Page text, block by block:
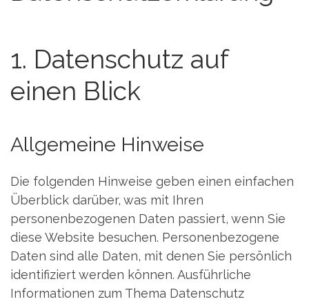
1. Datenschutz auf
einen Blick
Allgemeine Hinweise
Die folgenden Hinweise geben einen einfachen
Überblick darüber, was mit Ihren
personenbezogenen Daten passiert, wenn Sie
diese Website besuchen. Personenbezogene
Daten sind alle Daten, mit denen Sie persönlich
identifiziert werden können. Ausführliche
Informationen zum Thema Datenschutz